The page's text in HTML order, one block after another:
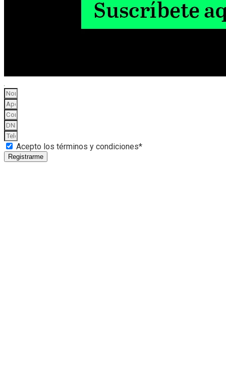
Acepto los términos y condiciones*
Registrarme